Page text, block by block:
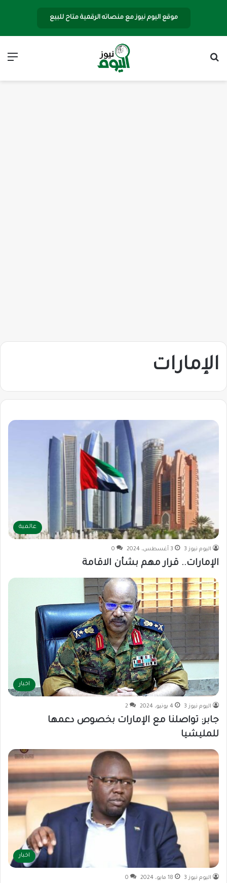
موقع اليوم نيوز مع منصاته الرقمية متاح للبيع
الإمارات
عالمية
اليوم نيوز 3 3 أغسطس، 2024 0
الإمارات.. قرار مهم بشأن الاقامة
اخبار
اليوم نيوز 3 4 يونيو، 2024 2
جابر: تواصلنا مع الإمارات بخصوص دعمها
للمليشيا
اخبار
اليوم نيوز 3 18 مايو، 2024 0